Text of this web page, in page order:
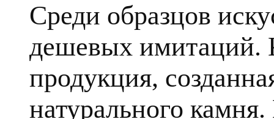
Среди образцов
дешевых имитаций.
продукция,
натурального